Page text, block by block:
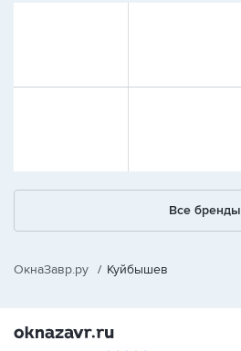
Все бренды
ОкнаЗавр.ру / Куйбышев